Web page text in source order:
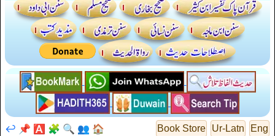
Eng
Ur-Latn
Book Store
🏠
👥
🔍
🧩
🅰️
📌
↩️